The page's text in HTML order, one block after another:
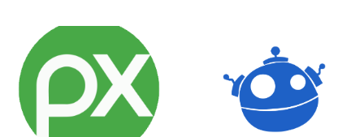
Pixabay Freepik